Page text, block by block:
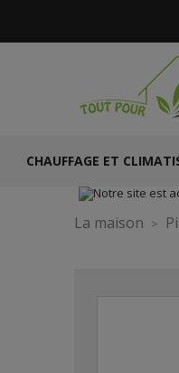
CHAUFFAGE ET
La maison